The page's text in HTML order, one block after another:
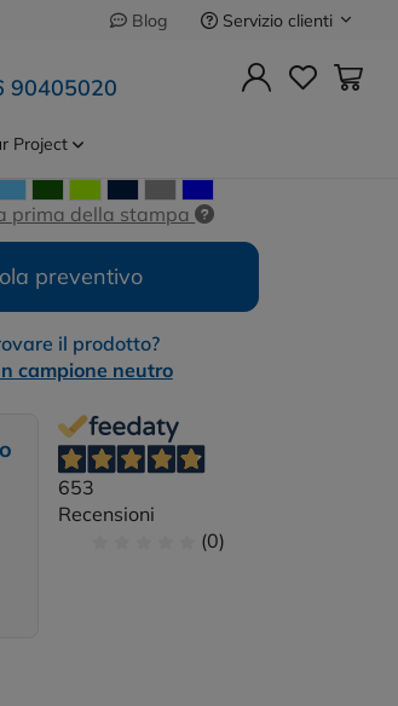
Blog
Servizio clienti
90405020
Project
Precedente Successivo
MO1447
prima della stampa
preventivo
il prodotto?
campione neutro
653
Recensioni
(0)